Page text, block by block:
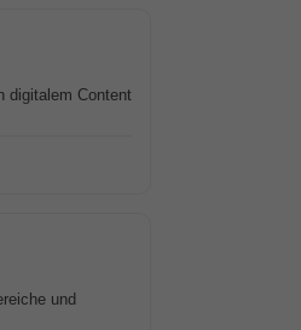
digitalem Content
und